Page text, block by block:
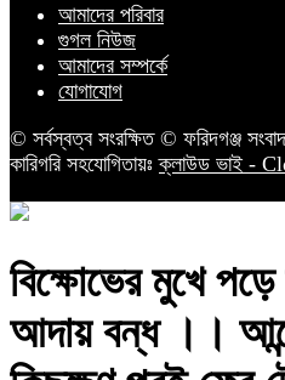
আমাদের পরিবার
গুগল নিউজ
আমাদের সম্পর্কে
যোগাযোগ
© সর্বস্বত্ব সংরক্ষিত © ফরিদগঞ্জ সংবাদ
কারিগরি সহযোগিতায়ঃক্লাউড ভাই -
বিক্ষোভের মুখে
আদায় বন্ধ ।।